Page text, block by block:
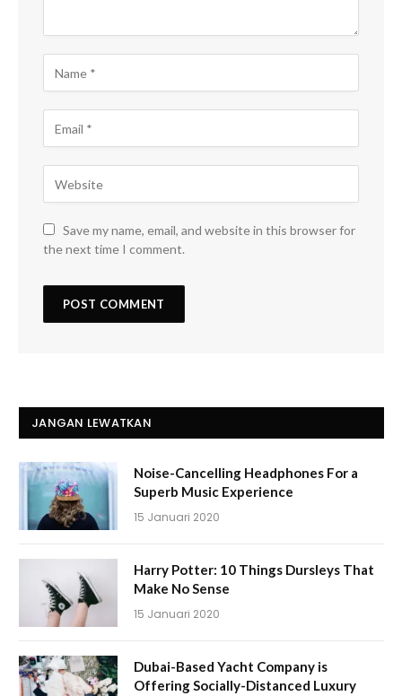
Save my name, email, and website in this browser for
the next time I comment.
JANGAN LEWATKAN
Noise-Cancelling Headphones For a
Superb Music Experience
15 Januari 2020
Harry Potter: 10 Things Dursleys That
Make No Sense
15 Januari 2020
Dubai-Based Yacht Company is
Offering Socially-Distanced Luxury